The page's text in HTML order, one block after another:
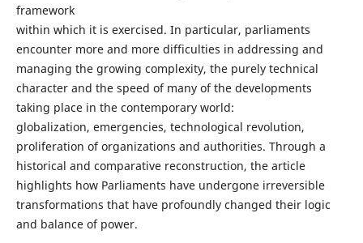
framework
within which it is exercised. In particular, parliaments
encounter more and more difficulties in addressing and
managing the growing complexity, the purely technical
character and the speed of many of the developments
taking place in the contemporary world:
globalization, emergencies, technological revolution,
proliferation of organizations and authorities. Through a
historical and comparative reconstruction, the article
highlights how Parliaments have undergone irreversible
transformations that have profoundly changed their logic
and balance of power.